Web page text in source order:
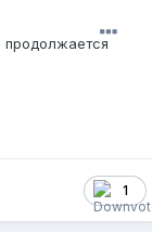
продолжается
1